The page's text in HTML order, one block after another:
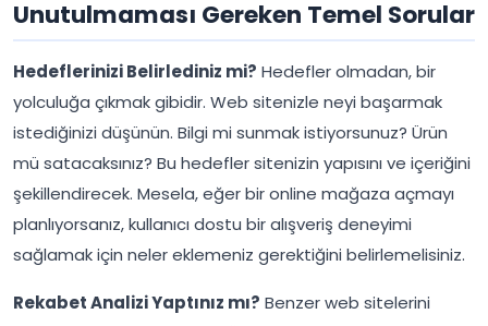
Unutulmaması Gereken Temel Sorular
Hedeflerinizi Belirlediniz mi? Hedefler olmadan, bir
yolculuğa çıkmak gibidir. Web sitenizle neyi başarmak
istediğinizi düşünün. Bilgi mi sunmak istiyorsunuz? Ürün
mü satacaksınız? Bu hedefler sitenizin yapısını ve içeriğini
şekillendirecek. Mesela, eğer bir online mağaza açmayı
planlıyorsanız, kullanıcı dostu bir alışveriş deneyimi
sağlamak için neler eklemeniz gerektiğini belirlemelisiniz.
Rekabet Analizi Yaptınız mı? Benzer web sitelerini